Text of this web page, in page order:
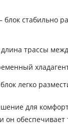
стабильно
трассы
легко
для